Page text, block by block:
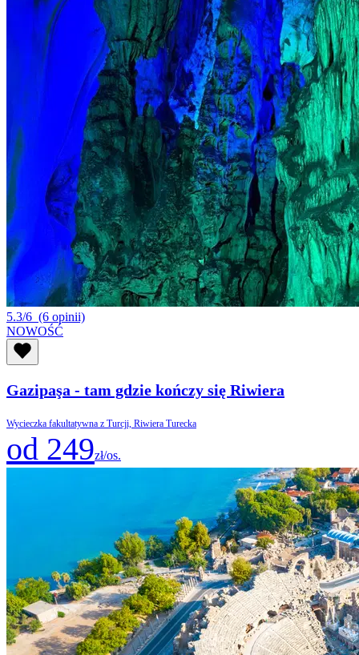
5.3/6 (6 opinii)
NOWOŚĆ
Gazipaşa - tam gdzie kończy się Riwiera
Wycieczka fakultatywna z Turcji, Riwiera Turecka
od 249zł/os.